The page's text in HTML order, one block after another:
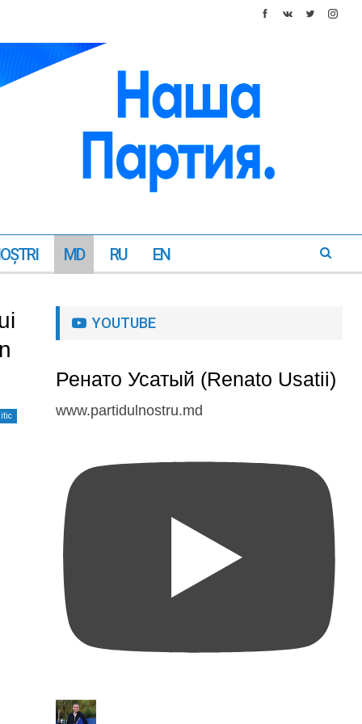
MD RU EN
YOUTUBE
Ренато Усатый (Renato Usatii)
www.partidulnostru.md